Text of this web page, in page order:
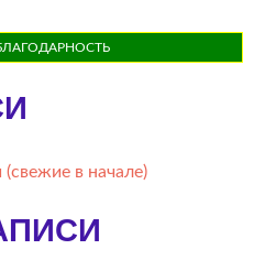
(свежие в начале)